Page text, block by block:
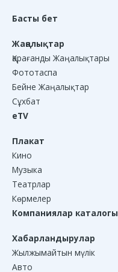
Басты бет
Жаңалықтар
Қарағанды Жаңалықтары
Фототаспа
Бейне Жаңалықтар
Сұхбат
eTV
Плакат
Кино
Музыка
Театрлар
Көрмелер
Компаниялар каталогы
Хабарландырулар
Жылжымайтын мүлік
Авто